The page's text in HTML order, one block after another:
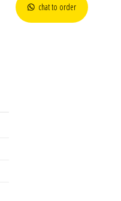
chat to order